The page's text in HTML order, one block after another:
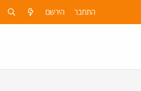
התחבר הירשם